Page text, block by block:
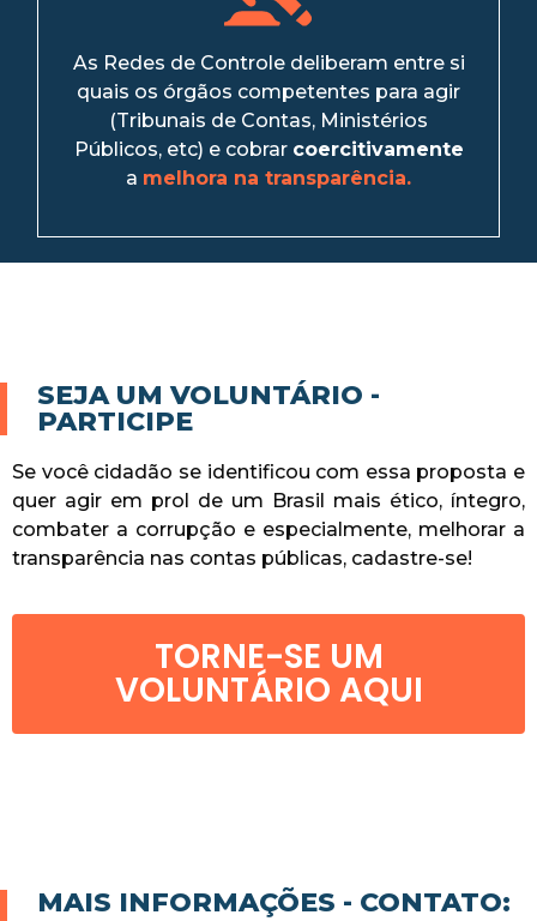
As Redes de Controle deliberam entre si
quais os órgãos competentes para agir
(Tribunais de Contas, Ministérios
Públicos, etc) e cobrar coercitivamente
a melhora na transparência.
SEJA UM VOLUNTÁRIO -
PARTICIPE
Se você cidadão se identificou com essa proposta e
quer agir em prol de um Brasil mais ético, íntegro,
combater a corrupção e especialmente, melhorar a
transparência nas contas públicas, cadastre-se!
TORNE-SE UM
VOLUNTÁRIO AQUI
MAIS INFORMAÇÕES - CONTATO: